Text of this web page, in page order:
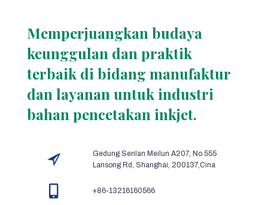
Memperjuangkan budaya
keunggulan dan praktik
terbaik di bidang manufaktur
dan layanan untuk industri
bahan pencetakan inkjet.
Gedung Senlan Meilun A207, No.555
Lansong Rd, Shanghai, 200137,Cina
+86-13216160566